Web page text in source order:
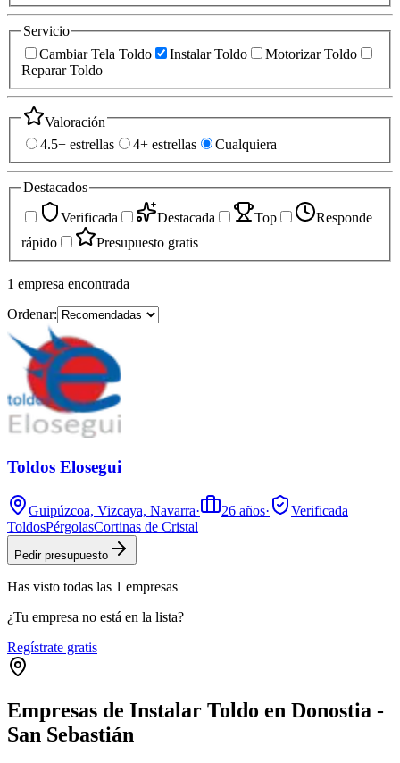
Servicio
Cambiar Tela Toldo
Instalar Toldo
Motorizar Toldo
Reparar Toldo
Valoración
4.5+ estrellas
4+ estrellas Cualquiera
Destacados
Verificada
Destacada Top
Responde
rápido
Presupuesto gratis
1 empresa encontrada
Ordenar:
Toldos Elosegui
Guipúzcoa, Vizcaya, Navarra· 26 años·
Verificada
ToldosPérgolasCortinas de Cristal
Pedir presupuesto
Has visto todas las 1 empresas
¿Tu empresa no está en la lista?
Regístrate gratis
Empresas de Instalar Toldo en Donostia -
San Sebastián